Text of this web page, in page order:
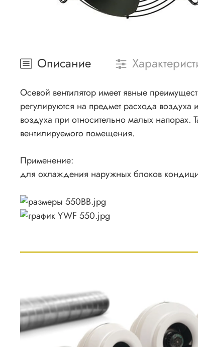
Описание
Осевой вентилятор имеет явные
регулируются на предмет расхода
воздуха при относительно малых напорах.
вентилируемого помещения.
Применение:
для охлаждения наружных блоков